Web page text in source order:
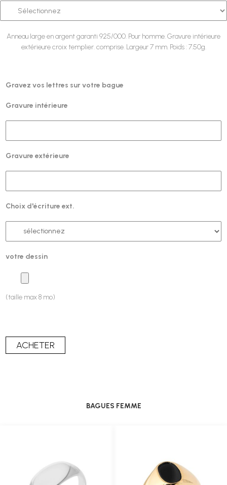
Anneau large en argent garanti 925/000. Pour homme. Gravure intérieure
extérieure croix templier. comprise. Largeur 7 mm. Poids : 7.50g.
Gravez vos lettres sur votre bague
Gravure intérieure
Gravure extérieure
Choix d'écriture ext.
votre dessin
(taille max 8 mo)
BAGUES FEMME